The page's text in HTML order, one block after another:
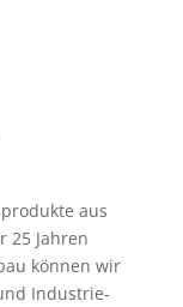
aus
25 Jahren
können wir
Industrie­